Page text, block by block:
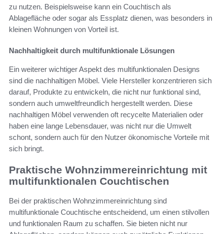
zu nutzen. Beispielsweise kann ein Couchtisch als
Ablagefläche oder sogar als Essplatz dienen, was besonders in
kleinen Wohnungen von Vorteil ist.
Nachhaltigkeit durch multifunktionale Lösungen
Ein weiterer wichtiger Aspekt des multifunktionalen Designs
sind die nachhaltigen Möbel. Viele Hersteller konzentrieren sich
darauf, Produkte zu entwickeln, die nicht nur funktional sind,
sondern auch umweltfreundlich hergestellt werden. Diese
nachhaltigen Möbel verwenden oft recycelte Materialien oder
haben eine lange Lebensdauer, was nicht nur die Umwelt
schont, sondern auch für den Nutzer ökonomische Vorteile mit
sich bringt.
Praktische Wohnzimmereinrichtung mit
multifunktionalen Couchtischen
Bei der praktischen Wohnzimmereinrichtung sind
multifunktionale Couchtische entscheidend, um einen stilvollen
und funktionalen Raum zu schaffen. Sie bieten nicht nur